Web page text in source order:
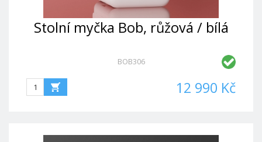
Stolní myčka Bob, růžová / bílá
BOB306
12 990 Kč